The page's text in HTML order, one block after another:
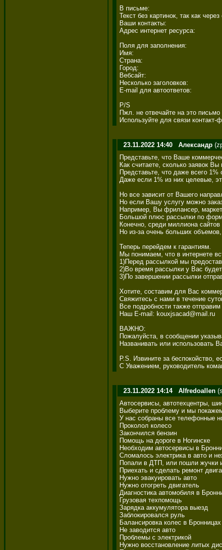
В письме:
Текст без картинок, так как
Ваши контакты:
Адрес интернет ресурса:
Поля для заполнения:
Имя:
Страна:
Город:
Вебсайт:
Несколько заголовков:
E-mail для автоответов:
P/S
Пжл. не отвечайте на это
Используйте для связи
23.11.2022 14:40 Александр
Представьте, что Ваше
Как считаете, сколько заявок
Представьте, что даже всего
Даже если 1% из них целевые,
Но все зависит от Вашего
Но если Вашу услугу можно
Например, Вы фрилансер,
Большой плюс рассылки по
Конечно, среди миллиона
Но из-за очень больших
Теперь перейдем к гарантиям.
Мы понимаем, что в интернете
1)Перед рассылкой мы
2)Во время рассылки у Вас
3)По завершении рассылки
Хотите, составим для Вас
Свяжитесь с нами в течение
Все подробности также
Наш E-mail: kouxjsacad@mail.ru
ВАЖНО:
Пожалуйста, в сообщении
Названивать или использовать
P.S. Извините за
С Уважением, руководитель
23.11.2022 14:14 Alfredoallen
Автосервисы, автотехцентры,
Выберите проблему и мы
У нас собраны все телефонные
Проколол колесо
Закончился бензин
Помощь на дороге в Ногинске
Необходим автосервисы в
Сломалось электрика в авто и
Попали в ДТП, или пошли жучки
Приехать и сделать ремонт
Нужно эвакуировать авто
Нужно отогреть двигатель
Диагностика автомобиля в
Грузовая техпомощь
Зарядка аккумулятора выезд
Заблокировался руль
Балансировка колес в
Не заводится авто
Проблемы с электрикой
Нужно восстановление литых